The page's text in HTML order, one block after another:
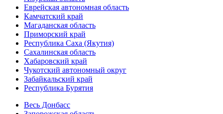
Еврейская автономная область
Камчатский край
Магаданская область
Приморский край
Республика Саха (Якутия)
Сахалинская область
Хабаровский край
Чукотский автономный округ
Забайкальский край
Республика Бурятия
Весь Донбасс